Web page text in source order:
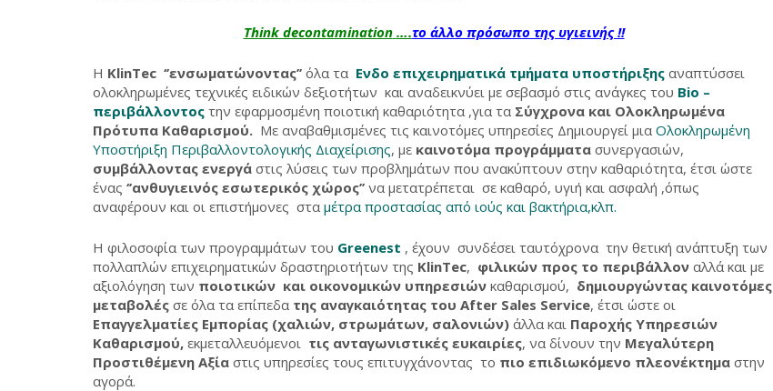
Think decontamination ….το άλλο πρόσωπο της υγιεινής !!
Η KlinTec ‘’ενσωματώνοντας’’ όλα τα Ενδο επιχειρηματικά τμήματα υποστήριξης αναπτύσσει
ολοκληρωμένες τεχνικές ειδικών δεξιοτήτων και αναδεικνύει με σεβασμό στις ανάγκες του Bio –
περιβάλλοντος την εφαρμοσμένη ποιοτική καθαριότητα ,για τα Σύγχρονα και Ολοκληρωμένα
Πρότυπα Καθαρισμού. Με αναβαθμισμένες τις καινοτόμες υπηρεσίες Δημιουργεί μια Ολοκληρωμένη
Υποστήριξη Περιβαλλοντολογικής Διαχείρισης, με καινοτόμα προγράμματα συνεργασιών,
συμβάλλοντας ενεργά στις λύσεις των προβλημάτων που ανακύπτουν στην καθαριότητα, έτσι ώστε
ένας ‘’ανθυγιεινός εσωτερικός χώρος’’ να μετατρέπεται σε καθαρό, υγιή και ασφαλή ,όπως
αναφέρουν και οι επιστήμονες στα μέτρα προστασίας από ιούς και βακτήρια,κλπ.
Η φιλοσοφία των προγραμμάτων του Greenest , έχουν συνδέσει ταυτόχρονα την θετική ανάπτυξη των
πολλαπλών επιχειρηματικών δραστηριοτήτων της KlinTec, φιλικών προς το περιβάλλον αλλά και με
αξιολόγηση των ποιοτικών και οικονομικών υπηρεσιών καθαρισμού, δημιουργώντας καινοτόμες
μεταβολές σε όλα τα επίπεδα της αναγκαιότητας του After Sales Service, έτσι ώστε οι
Επαγγελματίες Εμπορίας (χαλιών, στρωμάτων, σαλονιών) άλλα και Παροχής Υπηρεσιών
Καθαρισμού, εκμεταλλευόμενοι τις ανταγωνιστικές ευκαιρίες, να δίνουν την Μεγαλύτερη
Προστιθέμενη Αξία στις υπηρεσίες τους επιτυγχάνοντας το πιο επιδιωκόμενο πλεονέκτημα στην
αγορά.